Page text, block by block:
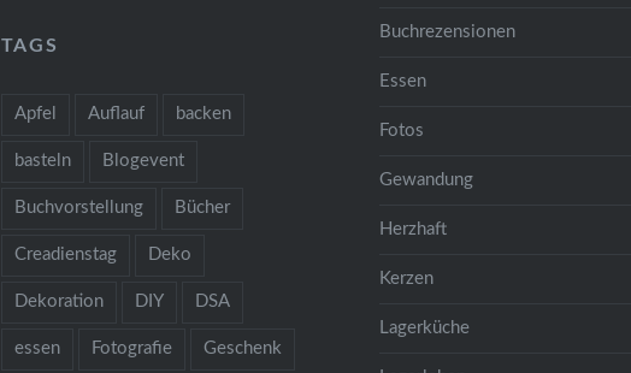
Buchrezensionen
Essen
Fotos
Gewandung
Herzhaft
Kerzen
Lagerküche
TAGS
Apfel Auflauf backen
basteln Blogevent
Buchvorstellung Bücher
Creadienstag Deko
Dekoration DIY DSA
essen Fotografie Geschenk